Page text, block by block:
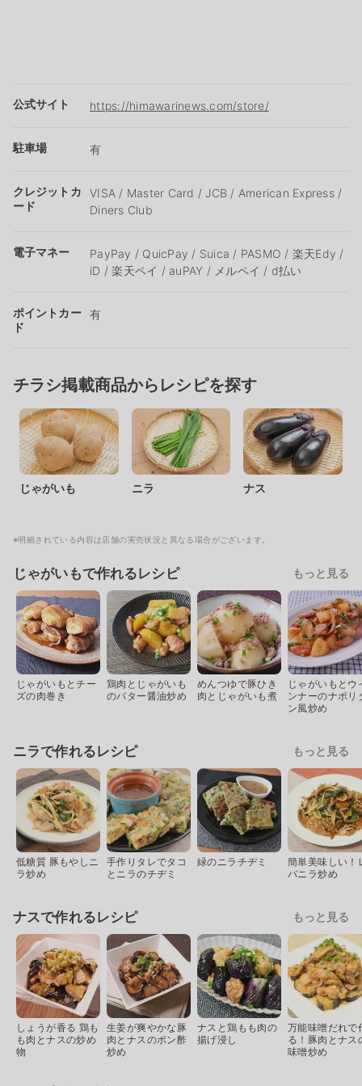
公式サイト https://himawarinews.com/store/
駐車場 有
クレジットカ
ード
VISA / Master Card / JCB / American Express /
Diners Club
電子マネー
PayPay / QuicPay / Suica / PASMO / 楽天Edy /
iD / 楽天ペイ / auPAY / メルペイ / d払い
ポイントカー
ド
有
チラシ掲載商品からレシピを探す
じゃがいも ニラ ナス
※明細されている内容は店舗の実売状況と異なる場合がございます。
じゃがいもで作れるレシピ もっと見る
じゃがいもとチー
ズの肉巻き
鶏肉とじゃがいも
のバター醤油炒め
めんつゆで豚ひき
肉とじゃがいも煮
じゃがいもとウ
ンナーのナポリ
ン風炒め
ニラで作れるレシピ もっと見る
低糖質 豚もやしニ
ラ炒め
手作りタレでタコ
とニラのチヂミ
緑のニラチヂミ
簡単美味しい！
バニラ炒め
ナスで作れるレシピ もっと見る
しょうが香る 鶏も
も肉とナスの炒め
物
生姜が爽やかな豚
肉とナスのポン酢
炒め
ナスと鶏もも肉の
揚げ浸し
万能味噌だれで
る！豚肉とナス
味噌炒め